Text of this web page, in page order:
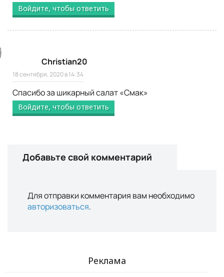
Войдите, чтобы ответить
Christian20
18 сентября, 2020 в 14:34
Спасибо за шикарный салат«Смак»
Войдите, чтобы ответить
Добавьте свой комментарий
Для отправки комментария вам необходимо
авторизоваться.
Реклама